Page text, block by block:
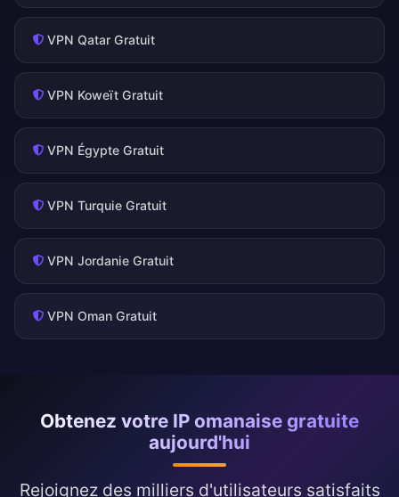
VPN Qatar Gratuit
VPN Koweït Gratuit
VPN Égypte Gratuit
VPN Turquie Gratuit
VPN Jordanie Gratuit
VPN Oman Gratuit
Obtenez votre IP omanaise gratuite
aujourd'hui
Rejoignez des milliers d'utilisateurs satisfaits